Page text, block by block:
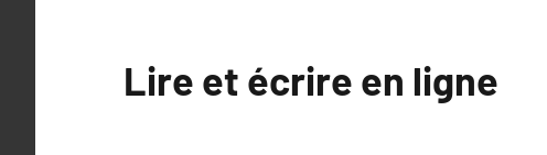
Lire et écrire en ligne